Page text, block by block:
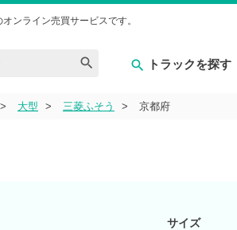
ンライン売買サービスです。
トラックを探す
大型 三菱ふそう 京都府
サイズ